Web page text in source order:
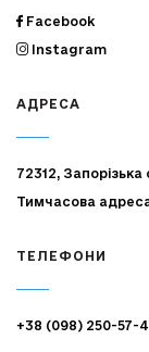
Facebook
Instagram
АДРЕСА
72312, Запорізька
Тимчасова
ТЕЛЕФОНИ
+38 (098) 250-57-